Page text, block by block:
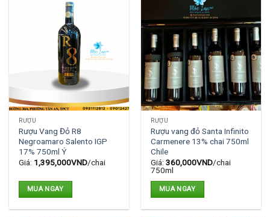
RƯỢU
Rượu Vang Đỏ R8
Negroamaro Salento IGP
17% 750ml Ý
Giá: 1,395,000VND/chai
MUA NGAY
RƯỢU
Rượu vang đỏ Santa Infinito
Carmenere 13% chai 750ml
Chile
Giá: 360,000VND/chai
750ml
MUA NGAY